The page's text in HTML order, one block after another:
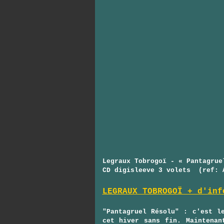
Legraux Tobrogoï - «
CD digisleeve 3 volets (ref:
LEGRAUX TOBROGOÏ +
"Pantagruel Résolu" : c'est
cet hiver sans fin.